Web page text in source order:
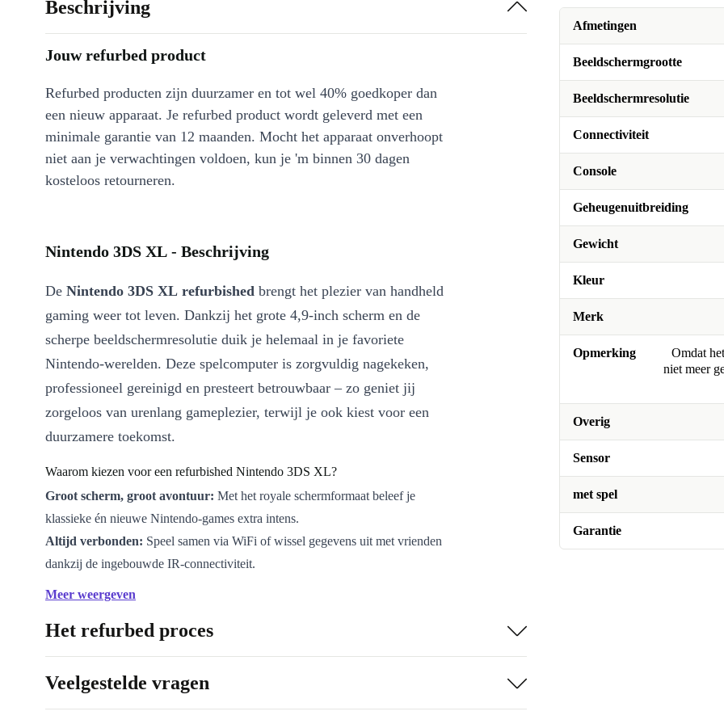
Afmetingen
Beeldschermgrootte
Beeldschermresolutie
Connectiviteit
Console
Geheugenuitbreiding
Gewicht
Kleur
Merk
Opmerking
Omdat
niet meer
Overig
Sensor
met spel
Garantie
Beschrijving
Jouw refurbed product
Refurbed producten zijn duurzamer en tot wel 40% goedkoper dan
een nieuw apparaat. Je refurbed product wordt geleverd met een
minimale garantie van 12 maanden. Mocht het apparaat onverhoopt
niet aan je verwachtingen voldoen, kun je 'm binnen 30 dagen
kosteloos retourneren.
Nintendo 3DS XL - Beschrijving
De Nintendo 3DS XL refurbished brengt het plezier van handheld
gaming weer tot leven. Dankzij het grote 4,9-inch scherm en de
scherpe beeldschermresolutie duik je helemaal in je favoriete
Nintendo-werelden. Deze spelcomputer is zorgvuldig nagekeken,
professioneel gereinigd en presteert betrouwbaar – zo geniet jij
zorgeloos van urenlang gameplezier, terwijl je ook kiest voor een
duurzamere toekomst.
Waarom kiezen voor een refurbished Nintendo 3DS XL?
Groot scherm, groot avontuur: Met het royale schermformaat beleef je
klassieke én nieuwe Nintendo-games extra intens.
Altijd verbonden: Speel samen via WiFi of wissel gegevens uit met vrienden
dankzij de ingebouwde IR-connectiviteit.
magie van je favoriete games te vergroten.
Uitbreidbaar geheugen:Houd je gamecollectie altijd bij de hand – plaats
eenvoudig een microSD-kaart tot 32 GB.
Meer weergeven
Het refurbed proces
Veelgestelde vragen